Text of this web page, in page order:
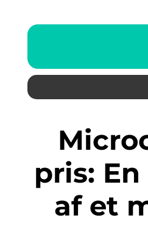
Microcement badeværelse
pris:
af et